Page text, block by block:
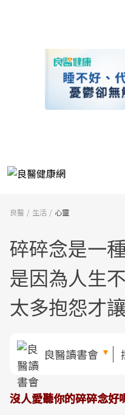
良醫 生活 心靈
碎碎念是一
是因為人生
太多抱怨才
良醫讀書會
沒人愛聽你的碎碎念好